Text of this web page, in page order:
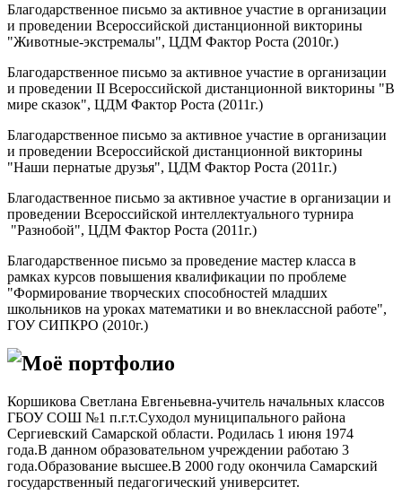
Благодарственное письмо за активное участие в организации
и проведении Всероссийской дистанционной викторины
"Животные-экстремалы", ЦДМ Фактор Роста (2010г.)
Благодарственное письмо за активное участие в организации
и проведении II Всероссийской дистанционной викторины "В
мире сказок", ЦДМ Фактор Роста (2011г.)
Благодарственное письмо за активное участие в организации
и проведении Всероссийской дистанционной викторины
"Наши пернатые друзья", ЦДМ Фактор Роста (2011г.)
Благодаственное письмо за активное участие в организации и
проведении Всероссийской интеллектуального турнира
"Разнобой", ЦДМ Фактор Роста (2011г.)
Благодарственное письмо за проведение мастер класса в
рамках курсов повышения квалификации по проблеме
"Формирование творческих способностей младших
школьников на уроках математики и во внеклассной работе",
ГОУ СИПКРО (2010г.)
Моё портфолио
Коршикова Светлана Евгеньевна-учитель начальных классов
ГБОУ СОШ №1 п.г.т.Суходол муниципального района
Сергиевский Самарской области. Родилась 1 июня 1974
года.В данном образовательном учреждении работаю 3
года.Образование высшее.В 2000 году окончила Самарский
государственный педагогический университет.